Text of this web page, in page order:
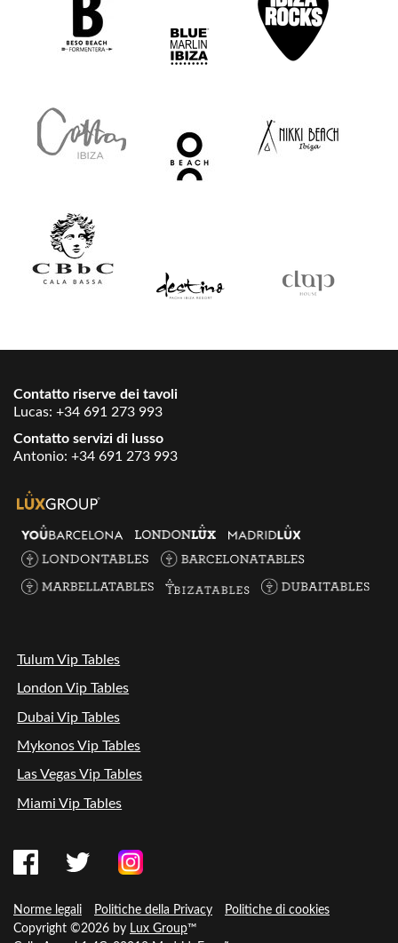
Contatto riserve dei tavoli
Lucas: +34 691 273 993
Contatto servizi di lusso
Antonio: +34 691 273 993
Tulum Vip Tables
London Vip Tables
Dubai Vip Tables
Mykonos Vip Tables
Las Vegas Vip Tables
Miami Vip Tables
Norme legali Politiche della Privacy
Politiche di cookies
Copyright ©2026 by Lux Group™